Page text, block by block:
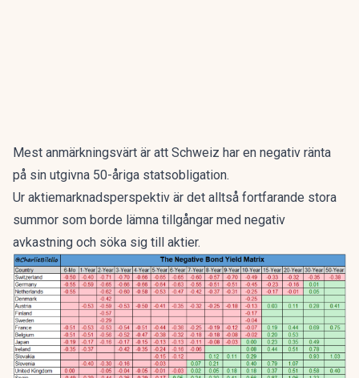
Mest anmärkningsvärt är att Schweiz har en negativ ränta
på sin utgivna 50-åriga statsobligation.
Ur aktiemarknadsperspektiv är det alltså fortfarande stora
summor som borde lämna tillgångar med negativ
avkastning och söka sig till aktier.